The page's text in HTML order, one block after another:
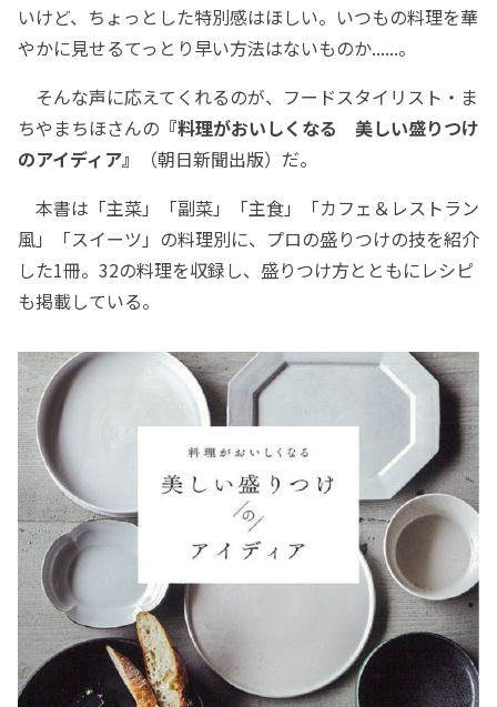
いけど、ちょっとした特別感はほしい。いつもの料理を華
やかに見せるてっとり早い方法はないものか......。
そんな声に応えてくれるのが、フードスタイリスト・ま
ちやまちほさんの 『料理がおいしくなる 美しい盛りつけ
のアイディア』
（朝日新聞出版）だ。
本書は「主菜」「副菜」「主食」「カフェ＆レストラン
風」「スイーツ」の料理別に、プロの盛りつけの技を紹介
した1冊。32の料理を収録し、盛りつけ方とともにレシピ
も掲載している。